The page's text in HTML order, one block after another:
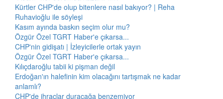
Kürtler CHP'de olup bitenlere nasıl bakıyor? | Reha
Ruhavioğlu ile söyleşi
Kasım ayında baskın seçim olur mu?
Özgür Özel TGRT Haber'e çıkarsa...
CHP'nin gidişatı | İzleyicilerle ortak yayın
Özgür Özel TGRT Haber'e çıkarsa...
Kılıçdaroğlu tabii ki pişman değil
Erdoğan'ın halefinin kim olacağını tartışmak ne kadar
anlamlı?
CHP'de ihraçlar duracağa benzemiyor